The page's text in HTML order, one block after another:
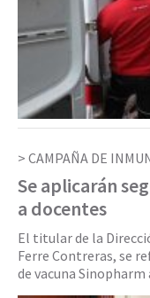
CAMPAÑA DE
Se aplicarán
a docentes
El titular de la
Ferre Contreras, se
de vacuna